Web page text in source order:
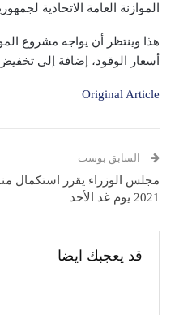
الموازنة العامة الاتحادية
هذا وينتظر أن يواجه مشروع
أسعار الوقود، إضافة إلى
Original Article
السابق بوست
مجلس الوزراء يقرر استكمال
2021 يوم غد الأحد
قد يعجبك ايضا